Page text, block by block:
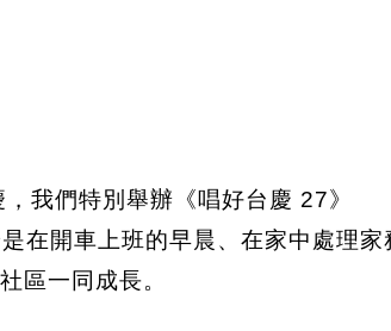
我們特別舉辦《唱好台慶 27》
在開車上班的早晨、在家中處理家
區一同成長。